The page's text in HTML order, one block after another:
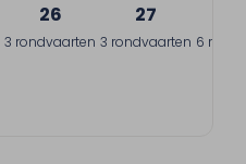
26
3 rondvaarten
27
3 rondvaarten 6